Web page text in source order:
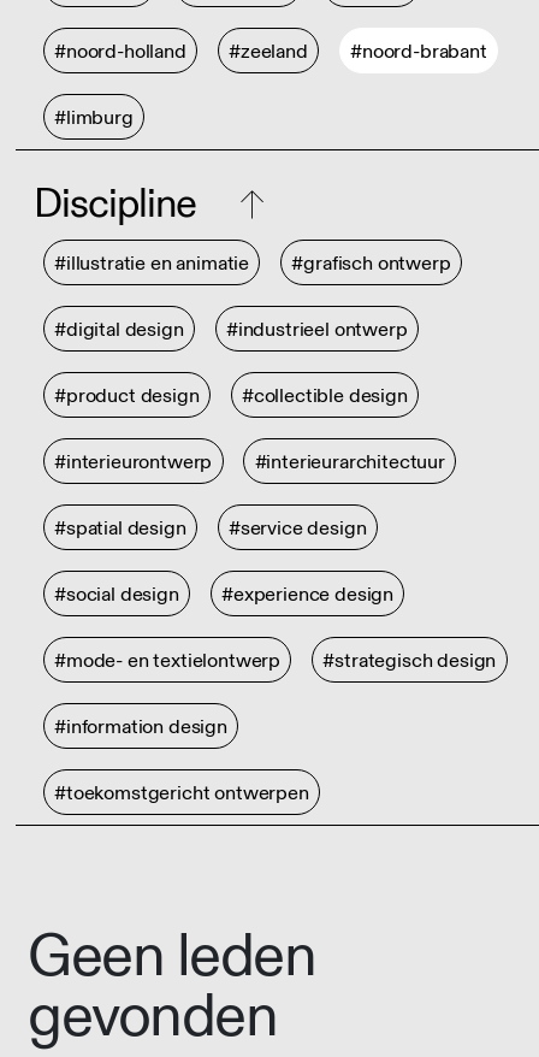
#noord-holland #zeeland #noord-brabant
#limburg
Discipline
#illustratie en animatie #grafisch ontwerp
#digital design #industrieel ontwerp
#product design #collectible design
#interieurontwerp #interieurarchitectuur
#spatial design #service design
#social design #experience design
#mode- en textielontwerp #strategisch design
#information design
#toekomstgericht ontwerpen
Geen leden
gevonden